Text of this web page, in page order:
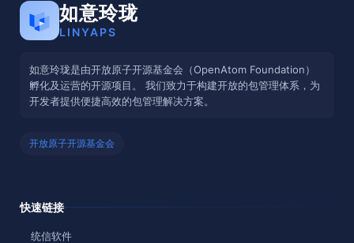
如意玲珑
LINYAPS
如意玲珑是由开放原子开源基金会（OpenAtom Foundation）
孵化及运营的开源项目。 我们致力于构建开放的包管理体系，为
开发者提供便捷高效的包管理解决方案。
开放原子开源基金会
快速链接
统信软件